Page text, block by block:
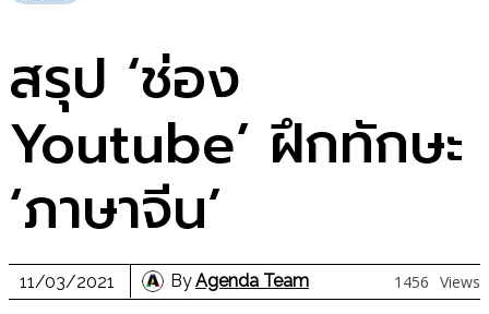
สรุป ‘ช่อง
Youtube’ ฝึกทักษะ
‘ภาษาจีน’
11/03/2021 ByAgenda Team 1456 Views